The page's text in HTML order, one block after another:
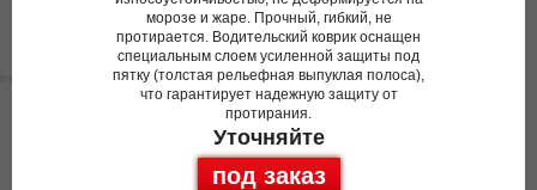
морозе и жаре. Прочный, гибкий, не
протирается. Водительский коврик оснащен
специальным слоем усиленной защиты под
пятку (толстая рельефная выпуклая полоса),
что гарантирует надежную защиту от
протирания.
Уточняйте
под заказ